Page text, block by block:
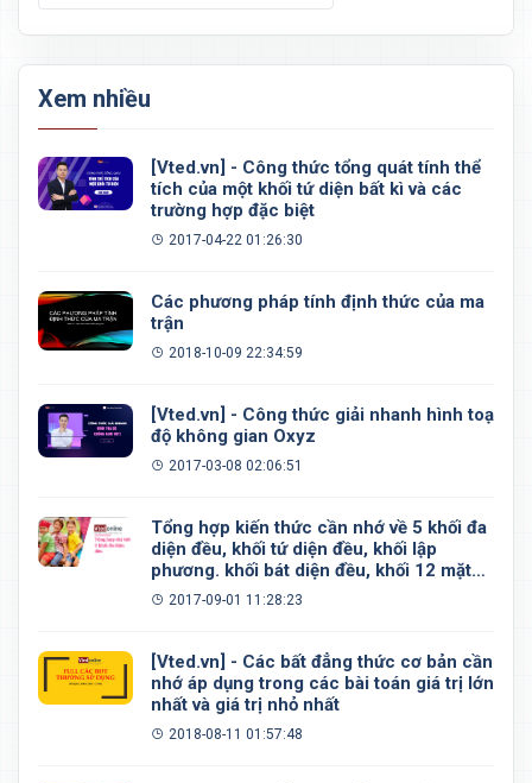
Xem nhiều
[Vted.vn] - Công thức tổng quát tính thể
tích của một khối tứ diện bất kì và các
trường hợp đặc biệt
2017-04-22 01:26:30
Các phương pháp tính định thức của ma
trận
2018-10-09 22:34:59
[Vted.vn] - Công thức giải nhanh hình toạ
độ không gian Oxyz
2017-03-08 02:06:51
Tổng hợp kiến thức cần nhớ về 5 khối đa
diện đều, khối tứ diện đều, khối lập
phương. khối bát diện đều, khối 12 mặt
đều, khối 20 mặt đều
2017-09-01 11:28:23
[Vted.vn] - Các bất đẳng thức cơ bản cần
nhớ áp dụng trong các bài toán giá trị lớn
nhất và giá trị nhỏ nhất
2018-08-11 01:57:48